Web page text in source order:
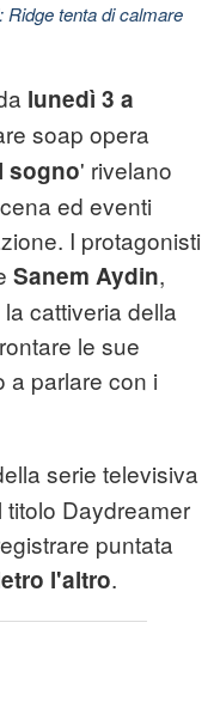
Ridge tenta di calmare
lunedì 3 a
soap opera
sogno' rivelano
ed eventi
I protagonisti
Sanem Aydin,
cattiveria della
le sue
a parlare con i
serie televisiva
Daydreamer
puntata
l'altro.